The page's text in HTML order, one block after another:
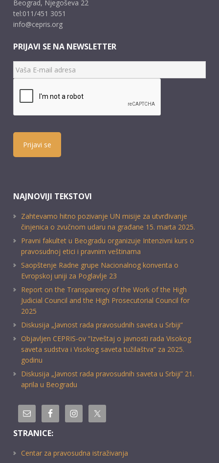
Beograd, Njegoševa 22
tel:011/451 3051
info@cepris.org
PRIJAVI SE NA NEWSLETTER
Prijavi se
NAJNOVIJI TEKSTOVI
Zahtevamo hitno pozivanje UN misije za utvrđivanje
činjenica o zvučnom udaru na građane 15. marta 2025.
Pravni fakultet u Beogradu organizuje Intenzivni kurs o
pravosudnoj etici i pravnim veštinama
Saopštenje Radne grupe Nacionalnog konventa o
Evropskoj uniji za Poglavlje 23
Report on the Transparency of the Work of the High
Judicial Council and the High Prosecutorial Council for
2025
Diskusija „Javnost rada pravosudnih saveta u Srbiji“
Objavljen CEPRIS-ov “Izveštaj o javnosti rada Visokog
saveta sudstva i Visokog saveta tužilaštva” za 2025.
godinu
Diskusija „Javnost rada pravosudnih saveta u Srbiji” 21.
aprila u Beogradu
STRANICE:
Centar za pravosudna istraživanja